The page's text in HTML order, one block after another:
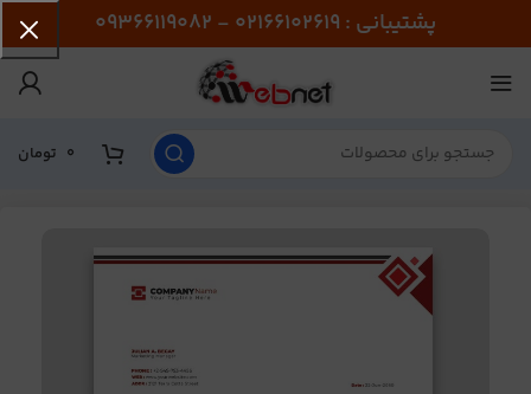
پشتیبانی : 02166102619 - 09366119082
0 تومان